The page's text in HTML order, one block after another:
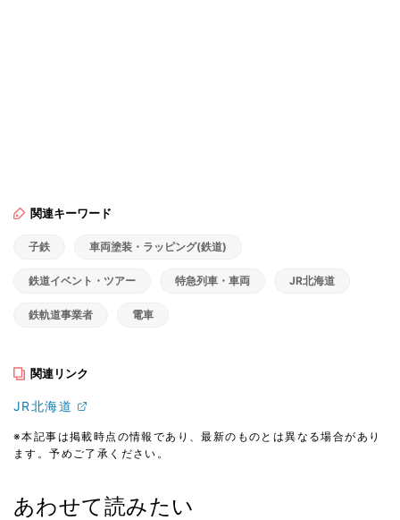
関連キーワード
子鉄 車両塗装・ラッピング(鉄道)
鉄道イベント・ツアー 特急列車・車両 JR北海道
鉄軌道事業者 電車
関連リンク
JR北海道
※本記事は掲載時点の情報であり、最新のものとは異なる場合があり
ます。予めご了承ください。
あわせて読みたい